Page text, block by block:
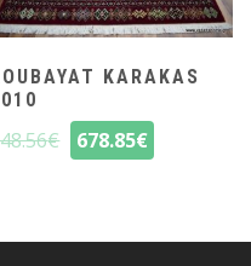
KARAKAS
€ 678.85€